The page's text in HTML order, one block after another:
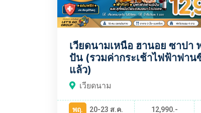
เวียดนามเหนือ ฮานอย ซาปา
ปัน (รวมค่ากระเช้าไฟฟ้าฟา
แล้ว)
เวียดนาม
พฤ. 20-23 ส.ค. 12,990.-